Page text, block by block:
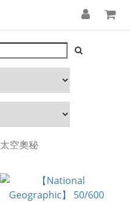
太空奧秘